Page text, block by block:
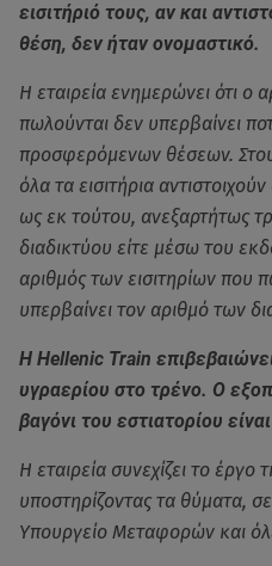
εισιτήριό τους, αν και
θέση, δεν ήταν ονομαστικό.
Η εταιρεία ενημερώνει ότι ο
πωλούνται δεν υπερβαίνει
προσφερόμενων θέσεων.
όλα τα εισιτήρια
ως εκ τούτου, ανεξαρτήτως
διαδικτύου είτε μέσω του
αριθμός των εισιτηρίων που
υπερβαίνει τον αριθμό των
Η Hellenic Train
υγραερίου στο τρένο. Ο
βαγόνι του εστιατορίου
Η εταιρεία συνεχίζει το έργο
υποστηρίζοντας τα θύματα,
Υπουργείο Μεταφορών και